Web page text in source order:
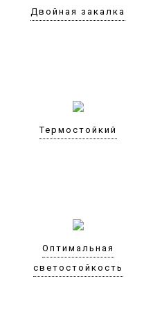
Двойная закалка
Термостойкий
Оптимальная
светостойкость